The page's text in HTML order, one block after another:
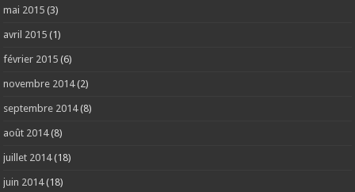
mai 2015 (3)
avril 2015 (1)
février 2015 (6)
novembre 2014(2)
septembre 2014(8)
août 2014(8)
juillet 2014(18)
juin 2014(18)